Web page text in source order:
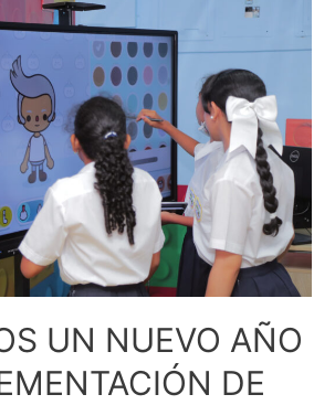
UN NUEVO AÑO
DE